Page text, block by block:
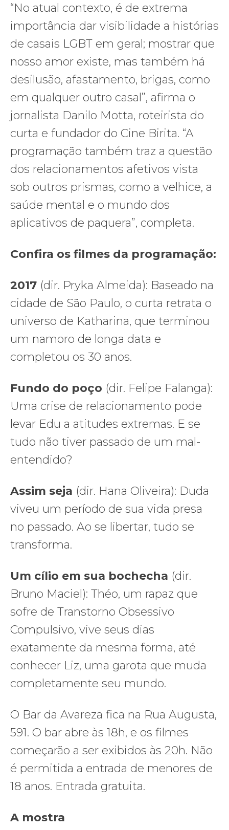
“No atual contexto, é de extrema
importância dar visibilidade a histórias
de casais LGBT em geral; mostrar que
nosso amor existe, mas também há
desilusão, afastamento, brigas, como
em qualquer outro casal”, afirma o
jornalista Danilo Motta, roteirista do
curta e fundador do Cine Birita. “A
programação também traz a questão
dos relacionamentos afetivos vista
sob outros prismas, como a velhice, a
saúde mental e o mundo dos
aplicativos de paquera”, completa.
Confira os filmes da programação:
2017 (dir. Pryka Almeida): Baseado na
cidade de São Paulo, o curta retrata o
universo de Katharina, que terminou
um namoro de longa data e
completou os 30 anos.
Fundo do poço (dir. Felipe Falanga):
Uma crise de relacionamento pode
levar Edu a atitudes extremas. E se
tudo não tiver passado de um mal-
entendido?
Assim seja (dir. Hana Oliveira): Duda
viveu um período de sua vida presa
no passado. Ao se libertar, tudo se
transforma.
Um cílio em sua bochecha (dir.
Bruno Maciel): Théo, um rapaz que
sofre de Transtorno Obsessivo
Compulsivo, vive seus dias
exatamente da mesma forma, até
conhecer Liz, uma garota que muda
completamente seu mundo.
O Bar da Avareza fica na Rua Augusta,
591. O bar abre às 18h, e os filmes
começarão a ser exibidos às 20h. Não
é permitida a entrada de menores de
18 anos. Entrada gratuita.
A mostra